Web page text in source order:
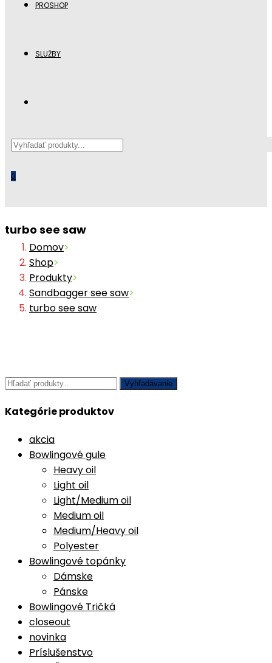
PROSHOP
SLUŽBY
Search
website
0
turbo see saw
Domov>
Shop>
Produkty>
Sandbagger see saw>
turbo see saw
Hľadať: Vyhľadávanie
Kategórie produktov
akcia
Bowlingové gule
Heavy oil
Light oil
Light/Medium oil
Medium oil
Medium/Heavy oil
Polyester
Bowlingové topánky
Dámske
Pánske
Bowlingové Tričká
closeout
novinka
Príslušenstvo